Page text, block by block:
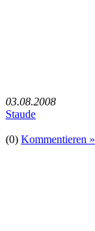
03.08.2008
Staude
(0) Kommentieren »